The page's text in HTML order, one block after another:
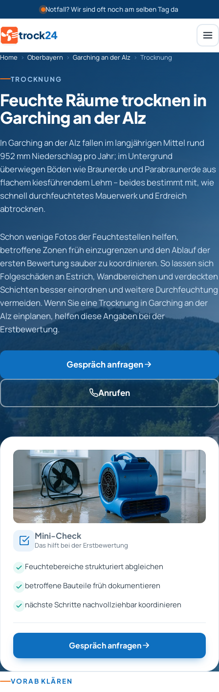
Notfall? Wir sind oft noch am selben Tag da
trock24
Home › Oberbayern › Garching an der Alz › Trocknung
TROCKNUNG
Feuchte Räume trocknen in
Garching an der Alz
In Garching an der Alz fallen im langjährigen Mittel rund
952 mm Niederschlag pro Jahr; im Untergrund
überwiegen Böden wie Braunerde und Parabraunerde aus
flachem kiesführendem Lehm – beides bestimmt mit, wie
schnell durchfeuchtetes Mauerwerk und Erdreich
abtrocknen.
Schon wenige Fotos der Feuchtestellen helfen,
betroffene Zonen früh einzugrenzen und den Ablauf der
ersten Bewertung sauber zu koordinieren. So lassen sich
Folgeschäden an Estrich, Wandbereichen und verdeckten
Schichten besser einordnen und weitere Durchfeuchtung
vermeiden. Wenn Sie eine Trocknung in Garching an der
Alz einplanen, helfen diese Angaben bei der
Erstbewertung.
Gespräch anfragen
Anrufen
Mini-Check
Das hilft bei der Erstbewertung
Feuchtebereiche strukturiert abgleichen
betroffene Bauteile früh dokumentieren
nächste Schritte nachvollziehbar koordinieren
Gespräch anfragen
VORAB KLÄREN